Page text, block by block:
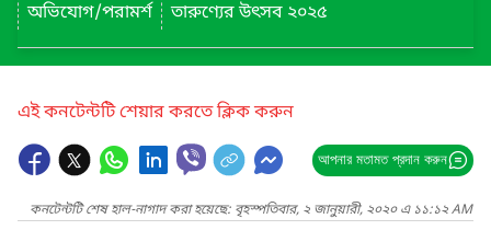
অভিযোগ/পরামর্শ
তারুণ্যের উৎসব ২০২৫
এই কনটেন্টটি শেয়ার করতে ক্লিক করুন
আপনার মতামত প্রদান করুন
কনটেন্টটি শেষ হাল-নাগাদ করা হয়েছে: বৃহস্পতিবার, ২ জানুয়ারী, ২০২০ এ ১১:১২ AM